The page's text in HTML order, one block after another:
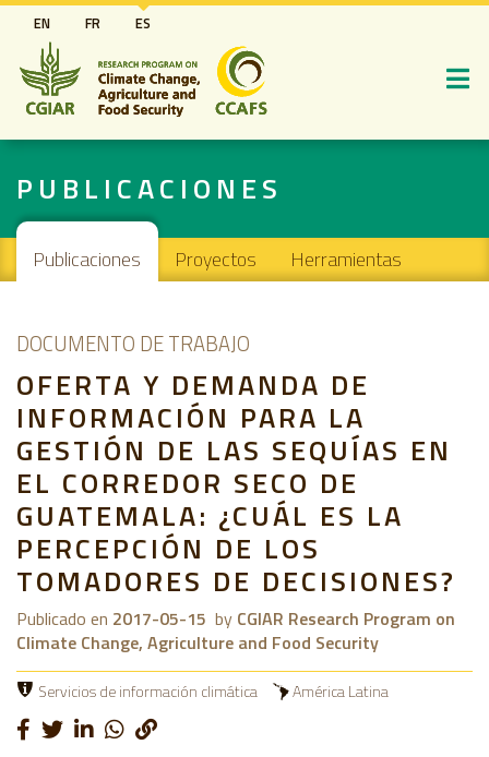
Pasar
al
contenido
principal
EN FR ES
PUBLICACIONES
Main navigation
Publicaciones Proyectos Herramientas
DOCUMENTO DE TRABAJO
OFERTA Y DEMANDA DE
INFORMACIÓN PARA LA
GESTIÓN DE LAS SEQUÍAS EN
EL CORREDOR SECO DE
GUATEMALA: ¿CUÁL ES LA
PERCEPCIÓN DE LOS
TOMADORES DE DECISIONES?
Publicado en 2017-05-15 by CGIAR Research Program on
Climate Change, Agriculture and Food Security
Servicios de información climática América Latina